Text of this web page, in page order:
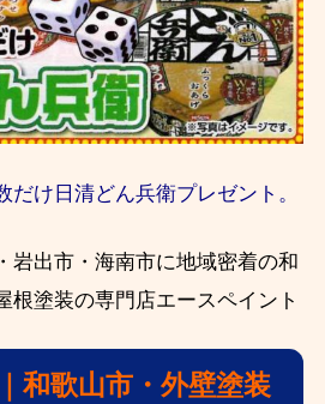
だけ日清どん兵衛プレゼント。
岩出市・海南市に地域密着の和
根塗装の専門店エースペイント
和歌山市・外壁塗装